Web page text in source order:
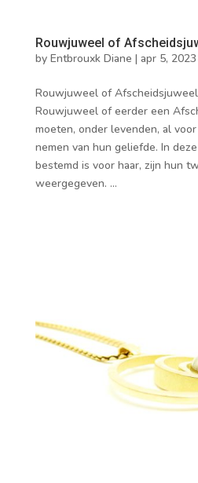
Rouwjuweel of
by Entbrouxk Diane | apr 5, 2023
Rouwjuweel of
Rouwjuweel of eerder een
moeten, onder levenden, al
nemen van hun geliefde. In
bestemd is voor haar, zijn hun
weergegeven. ...